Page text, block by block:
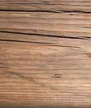
20190721_115424